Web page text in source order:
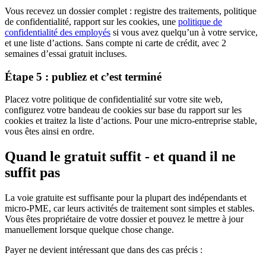
Vous recevez un dossier complet : registre des traitements, politique
de confidentialité, rapport sur les cookies, une politique de
confidentialité des employés si vous avez quelqu’un à votre service,
et une liste d’actions. Sans compte ni carte de crédit, avec 2
semaines d’essai gratuit incluses.
Étape 5 : publiez et c’est terminé
Placez votre politique de confidentialité sur votre site web,
configurez votre bandeau de cookies sur base du rapport sur les
cookies et traitez la liste d’actions. Pour une micro-entreprise stable,
vous êtes ainsi en ordre.
Quand le gratuit suffit - et quand il ne
suffit pas
La voie gratuite est suffisante pour la plupart des indépendants et
micro-PME, car leurs activités de traitement sont simples et stables.
Vous êtes propriétaire de votre dossier et pouvez le mettre à jour
manuellement lorsque quelque chose change.
Payer ne devient intéressant que dans des cas précis :